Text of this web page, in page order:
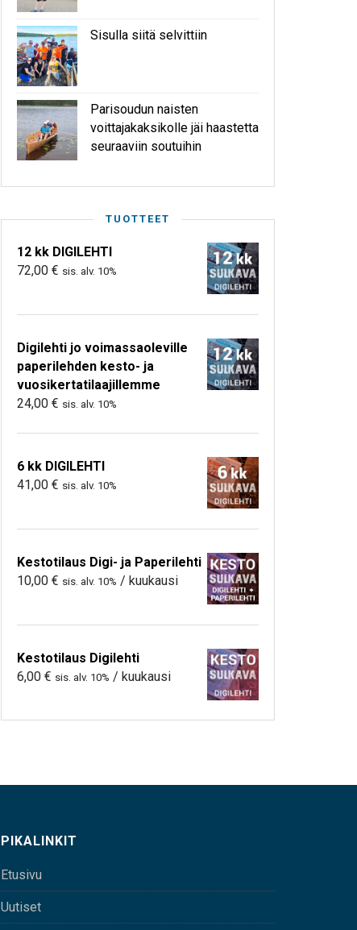
Sisulla siitä selvittiin
Parisoudun naisten
voittajakaksikolle jäi haastetta
seuraaviin soutuihin
TUOTTEET
12 kk DIGILEHTI
72,00 € sis. alv. 10%
Digilehti jo voimassaoleville
paperilehden kesto- ja
vuosikertatilaajillemme
24,00 € sis. alv. 10%
6 kk DIGILEHTI
41,00 € sis. alv. 10%
Kestotilaus Digi- ja Paperilehti
10,00 € sis. alv. 10% / kuukausi
Kestotilaus Digilehti
6,00 € sis. alv. 10% / kuukausi
PIKALINKIT
Etusivu
Uutiset